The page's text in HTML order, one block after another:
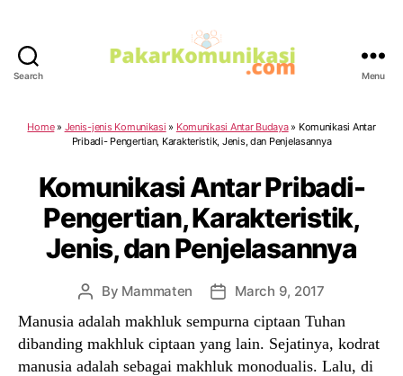
Search Menu
Home» Jenis-jenis Komunikasi » Komunikasi Antar Budaya» Komunikasi Antar
Pribadi- Pengertian, Karakteristik, Jenis, dan Penjelasannya
Komunikasi Antar Pribadi-
Pengertian, Karakteristik,
Jenis, dan Penjelasannya
Post
author
By Mammaten
PostMarch 9, 2017
Manusia adalah makhluk sempurna ciptaan Tuhan
dibanding makhluk ciptaan yang lain. Sejatinya, kodrat
manusia adalah sebagai makhluk monodualis. Lalu, di